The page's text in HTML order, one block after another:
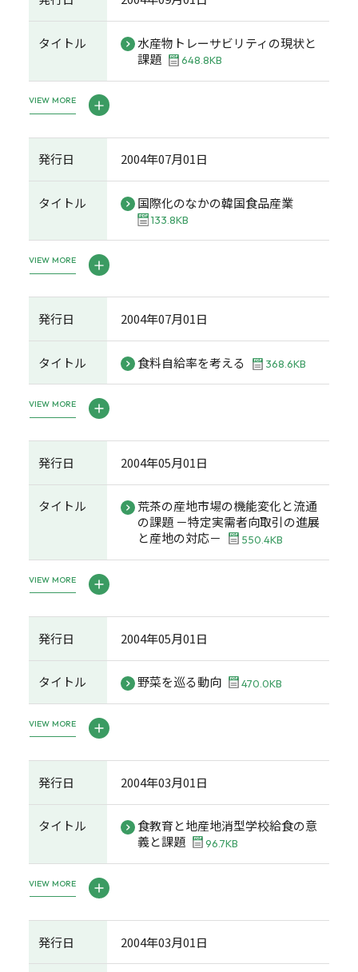
タイトル
水産物トレーサビリティの現状と
課題
648.8KB
VIEW MORE
発行日 2004年07月01日
タイトル 国際化のなかの韓国食品産業
133.8KB
VIEW MORE
発行日 2004年07月01日
タイトル 食料自給率を考える 368.6KB
VIEW MORE
発行日 2004年05月01日
タイトル
荒茶の産地市場の機能変化と流通
の課題 －特定実需者向取引の進展
と産地の対応－
550.4KB
VIEW MORE
発行日 2004年05月01日
タイトル 野菜を巡る動向 470.0KB
VIEW MORE
発行日 2004年03月01日
タイトル
食教育と地産地消型学校給食の意
義と課題
96.7KB
VIEW MORE
発行日 2004年03月01日